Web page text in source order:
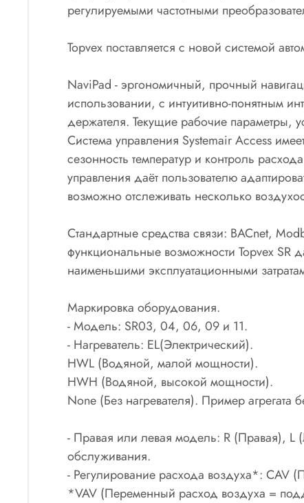
регулируемыми частотными
Topvex поставляется с новой системой
NaviPad - эргономичный, прочный
использовании, с интуитивно-понятным
держателя. Текущие рабочие параметры,
Система управления Systemair Access
сезонность температур и контроль
управления даёт пользователю
возможно отслеживать несколько
Стандартные средства связи: BACnet,
функциональные возможности Topvex SR
наименьшими эксплуатационными
Маркировка оборудования.
- Модель: SR03, 04, 06, 09 и 11.
- Нагреватель: EL(Электрический).
HWL (Водяной, малой мощности).
HWH (Водяной, высокой мощности).
None (Без нагревателя). Пример агрегата
- Правая или левая модель: R (Правая), L
обслуживания.
- Регулирование расхода воздуха*: CAV
*VAV (Переменный расход воздуха =